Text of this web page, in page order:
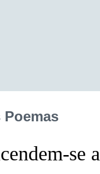
se